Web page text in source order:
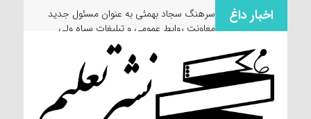
اخبار داغ
سرهنگ سجاد بهمئی به عنوان مسئول جدید
معاونت روابط عمومی و تبلیغات سپاه ولی
عصر(عج) خوزستان معرفی شد